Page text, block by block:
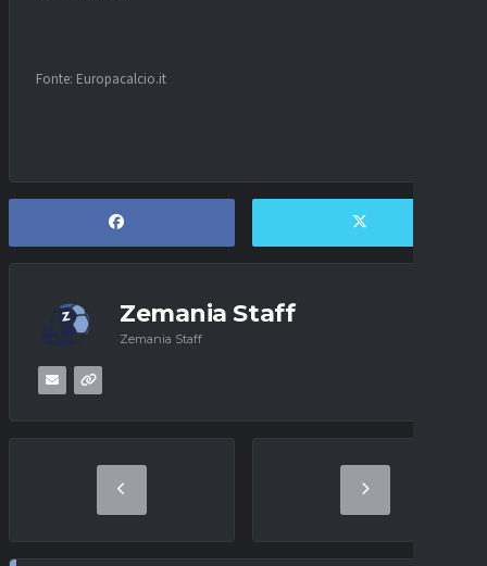
Fonte: Europacalcio.it
Zemania Staff
Zemania Staff